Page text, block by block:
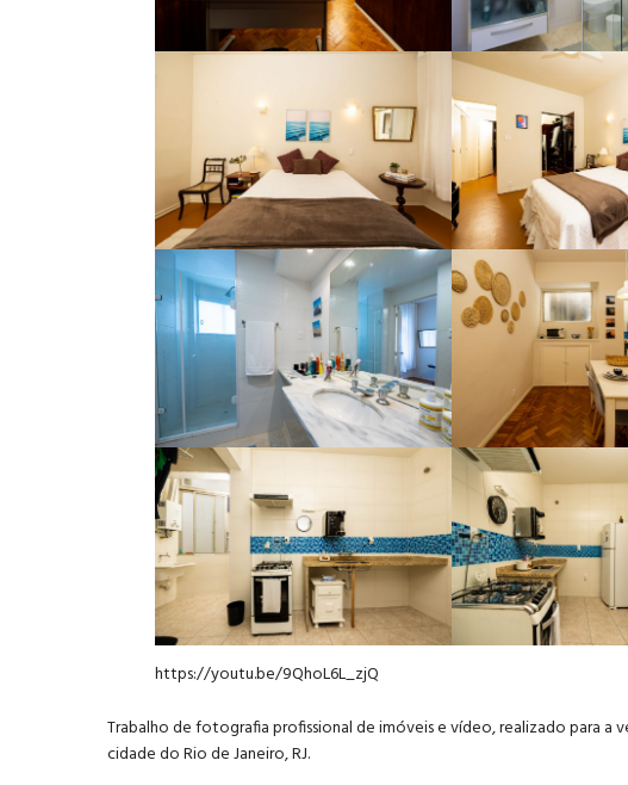
https://youtu.be/9QhoL6L_zjQ
Trabalho de fotografia profissional de imóveis e vídeo, realizado para a
cidade do Rio de Janeiro, RJ.